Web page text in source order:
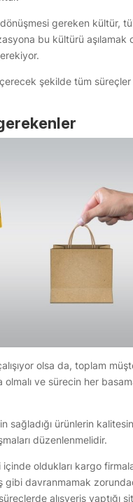
gereken kültür,
bu kültürü aşılamak
şekilde tüm
olsa da, toplam
ve sürecin her
sağladığı ürünlerin
düzenlenmelidir.
oldukları kargo
gibi davranmamak
alışveriş yaptığı